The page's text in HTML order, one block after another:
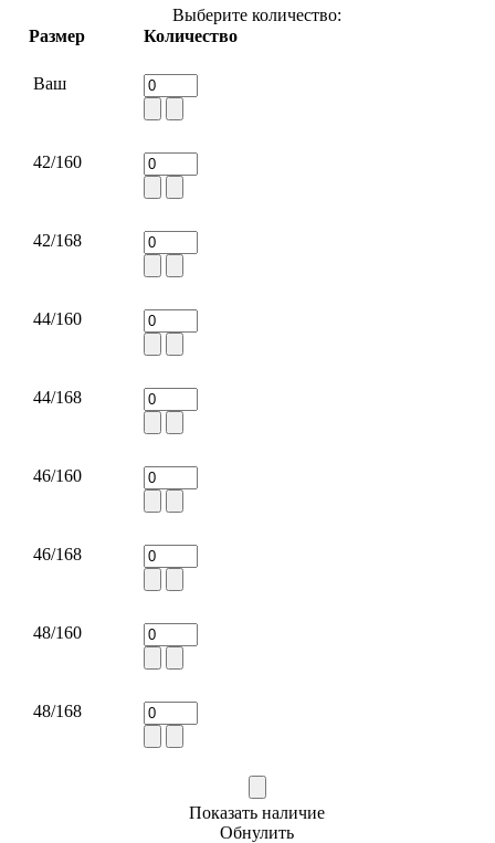
Выберите количество:
Размер
Количество
Ваш
42/160
42/168
44/160
44/168
46/160
46/168
48/160
48/168
Показать наличие
Обнулить